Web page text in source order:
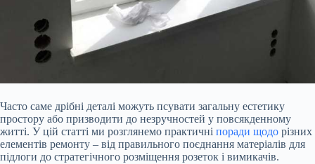
Часто саме дрібні деталі можуть псувати загальну естетику
простору або призводити до незручностей у повсякденному
житті. У цій статті ми розглянемо практичні поради щодо різних
елементів ремонту – від правильного поєднання матеріалів для
підлоги до стратегічного розміщення розеток і вимикачів.